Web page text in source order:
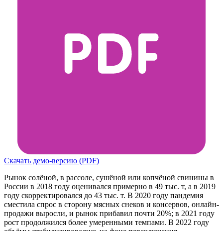
Скачать демо-версию (PDF)
Рынок солёной, в рассоле, сушёной или копчёной свинины в
России в 2018 году оценивался примерно в 49 тыс. т, а в 2019
году скорректировался до 43 тыс. т. В 2020 году пандемия
сместила спрос в сторону мясных снеков и консервов, онлайн-
продажи выросли, и рынок прибавил почти 20%; в 2021 году
рост продолжился более умеренными темпами. В 2022 году